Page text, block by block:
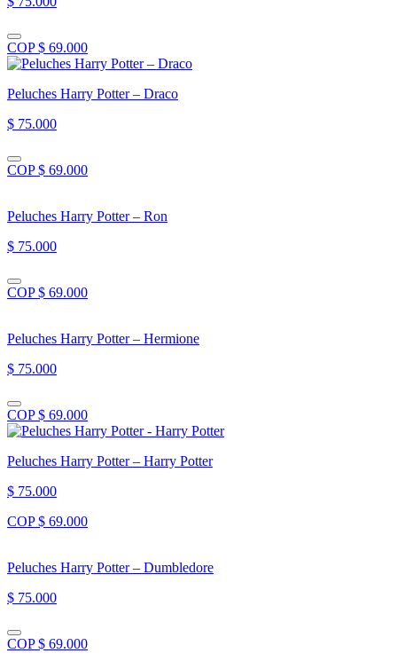
COP $ 69.000
Peluches Harry Potter – Draco
$ 75.000
COP $ 69.000
Peluches Harry Potter – Ron
$ 75.000
COP $ 69.000
Peluches Harry Potter – Hermione
$ 75.000
COP $ 69.000
Peluches Harry Potter – Harry Potter
$ 75.000
COP $ 69.000
Peluches Harry Potter – Dumbledore
$ 75.000
COP $ 69.000